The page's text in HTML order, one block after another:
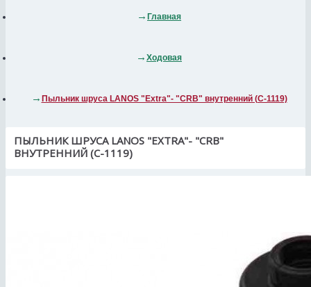
Главная
Ходовая
Пыльник шруса LANOS "Extra"- "CRB" внутренний (С-1119)
ПЫЛЬНИК ШРУСА LANOS "EXTRA"- "CRB"
ВНУТРЕННИЙ (С-1119)